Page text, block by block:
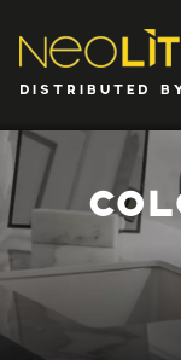
DISTRIBUTED